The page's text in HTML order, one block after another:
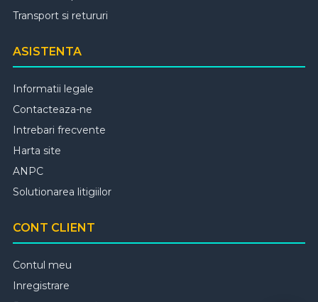
Transport si retururi
ASISTENTA
Informatii legale
Contacteaza-ne
Intrebari frecvente
Harta site
ANPC
Solutionarea litigiilor
CONT CLIENT
Contul meu
Inregistrare